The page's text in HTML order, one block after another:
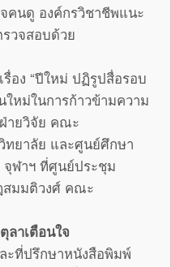
คนดู องค์กรวิชาชีพแนะ
รวจสอบด้วย
อง “ปีใหม่ ปฏิรูปสื่อรอบ
หม่ในการก้าวข้ามความ
ายวิจัย คณะ
ทยาลัย และศูนย์ศึกษา
ฬาฯ ที่ศูนย์ประชุม
สมมติวงศ์ คณะ
ลาเตือนใจ
ะที่ปรึกษาหนังสือพิมพ์